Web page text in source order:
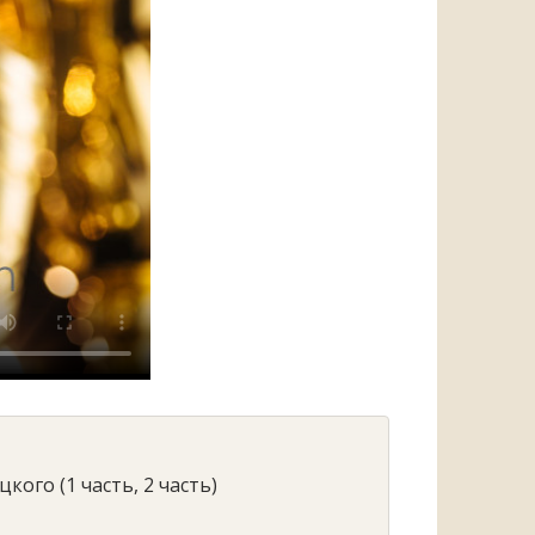
(1 часть, 2 часть)